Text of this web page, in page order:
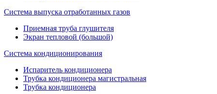
Система выпуска отработанных газов
Приемная труба глушителя
Экран тепловой (большой)
Система кондиционирования
Испаритель кондиционера
Трубка кондиционера магистральная
Трубка кондиционера